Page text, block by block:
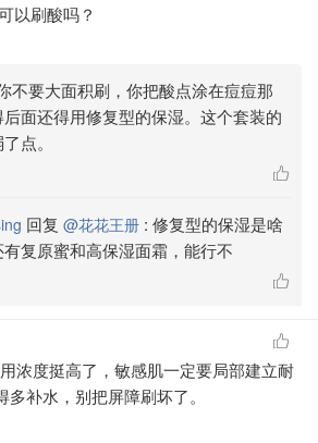
以刷酸吗？
不要大面积刷，你把酸点涂在痘痘那
面还得用修复型的保湿。这个套装的
点。
回复 @花花王册 : 修复型的保湿是啥
复原蜜和高保湿面霜，能行不
浓度挺高了，敏感肌一定要局部建立耐
多补水，别把屏障刷坏了。